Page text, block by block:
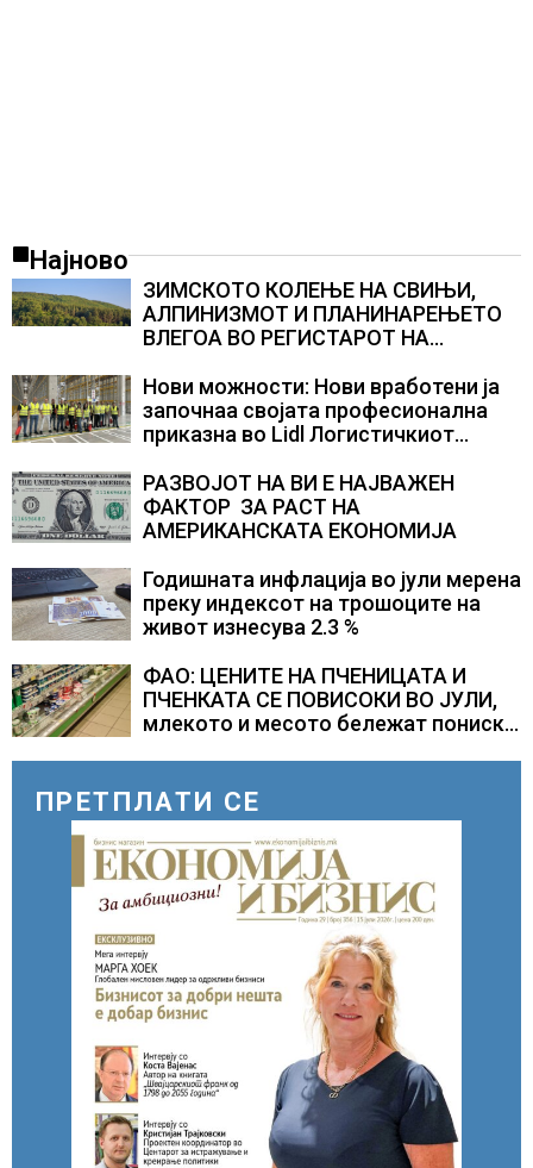
Најново
ЗИМСКОТО КОЛЕЊЕ НА СВИЊИ,
АЛПИНИЗМОТ И ПЛАНИНАРЕЊЕТО
ВЛЕГОА ВО РЕГИСТАРОТ НА
СЛОВЕНИЈА
Нови можности: Нови вработени ја
започнаа својата професионална
приказна во Lidl Логистичкиот
РАЗВОЈОТ НА ВИ Е НАЈВАЖЕН
ФАКТОР ЗА РАСТ НА
АМЕРИКАНСКАТА ЕКОНОМИЈА
Годишната инфлација во јули мерена
преку индексот на трошоците на
живот изнесува 2.3 %
ФАО: ЦЕНИТЕ НА ПЧЕНИЦАТА И
ПЧЕНКАТА СЕ ПОВИСОКИ ВО ЈУЛИ,
млекото и месото бележат пониски
ПРЕТПЛАТИ СЕ